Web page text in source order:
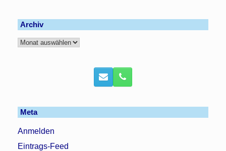
Archiv
Archiv
Meta
Anmelden
Eintrags-Feed